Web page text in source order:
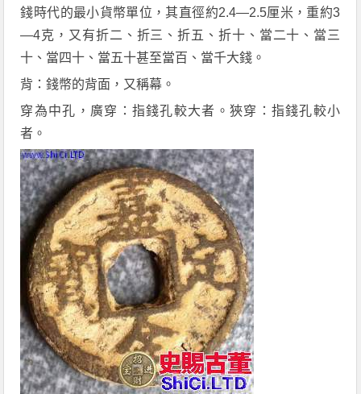
錢時代的最小貨幣單位，其直徑約2.4—2.5厘米，重約3
—4克，又有折二、折三、折五、折十、當二十、當三
十、當四十、當五十甚至當百、當千大錢。
背：錢幣的背面，又稱幕。
穿為中孔，廣穿：指錢孔較大者。狹穿：指錢孔較小
者。